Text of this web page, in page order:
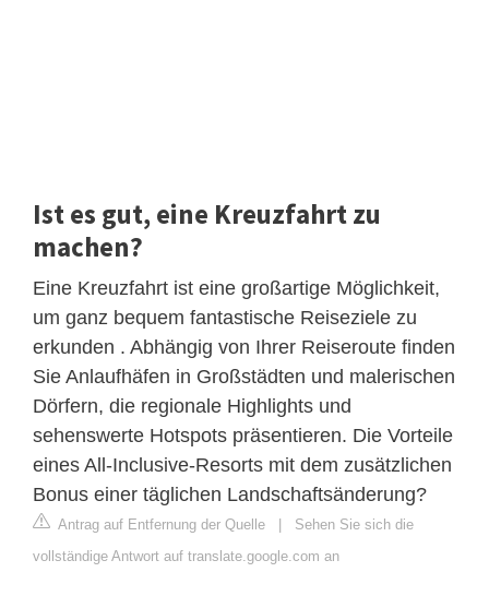
Ist es gut, eine Kreuzfahrt zu
machen?
Eine Kreuzfahrt ist eine großartige Möglichkeit,
um ganz bequem fantastische Reiseziele zu
erkunden . Abhängig von Ihrer Reiseroute finden
Sie Anlaufhäfen in Großstädten und malerischen
Dörfern, die regionale Highlights und
sehenswerte Hotspots präsentieren. Die Vorteile
eines All-Inclusive-Resorts mit dem zusätzlichen
Bonus einer täglichen Landschaftsänderung?
Antrag auf Entfernung der Quelle | Sehen Sie sich die
vollständige Antwort auf translate.google.com an